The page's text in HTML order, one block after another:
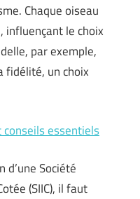
Chaque oiseau
influençant le choix
par exemple,
fidélité, un choix
conseils essentiels
d’une Société
(SIIC), il faut